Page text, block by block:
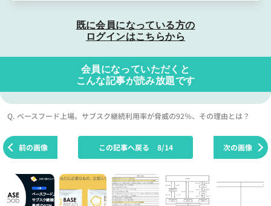
既に会員になっている方の
ログインはこちらから
会員になっていただくと
こんな記事が読み放題です
Q. ベースフード上場。サブスク継続利用率が脅威の92％、その理由とは？
前の画像 次の画像
この記事へ戻る 8/14